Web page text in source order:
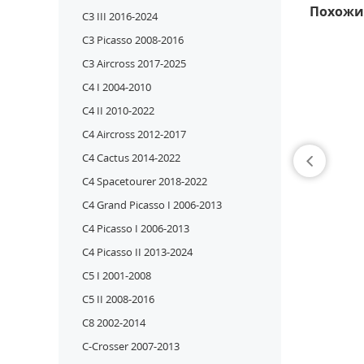
C3 III 2016-2024
C3 Picasso 2008-2016
C3 Aircross 2017-2025
C4 I 2004-2010
C4 II 2010-2022
C4 Aircross 2012-2017
C4 Cactus 2014-2022
C4 Spacetourer 2018-2022
C4 Grand Picasso I 2006-2013
C4 Picasso I 2006-2013
C4 Picasso II 2013-2024
C5 I 2001-2008
C5 II 2008-2016
C8 2002-2014
C-Crosser 2007-2013